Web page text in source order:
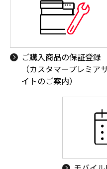
ご購入商品の保証登録
（カスタマープレミア
イトのご案内）